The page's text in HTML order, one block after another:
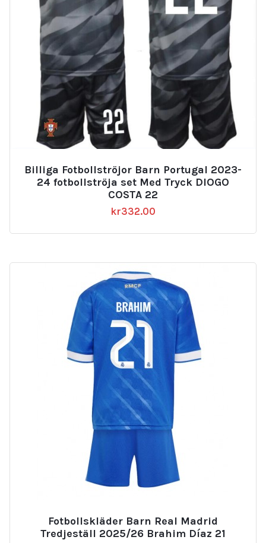
Billiga Fotbollströjor Barn Portugal 2023-
24 fotbollströja set Med Tryck DIOGO
COSTA 22
kr332.00
Fotbollskläder Barn Real Madrid
Tredjeställ 2025/26 Brahim Díaz 21